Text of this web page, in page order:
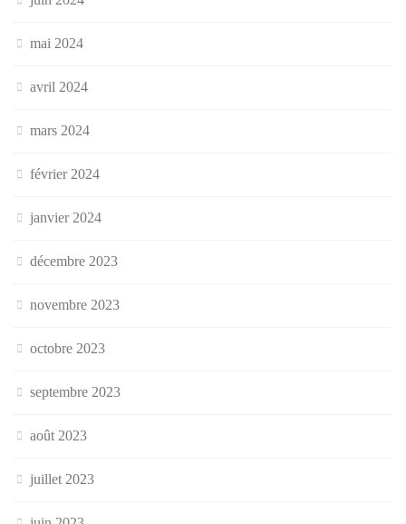
mai 2024
avril 2024
mars 2024
février 2024
janvier 2024
décembre 2023
novembre 2023
octobre 2023
septembre 2023
août 2023
juillet 2023